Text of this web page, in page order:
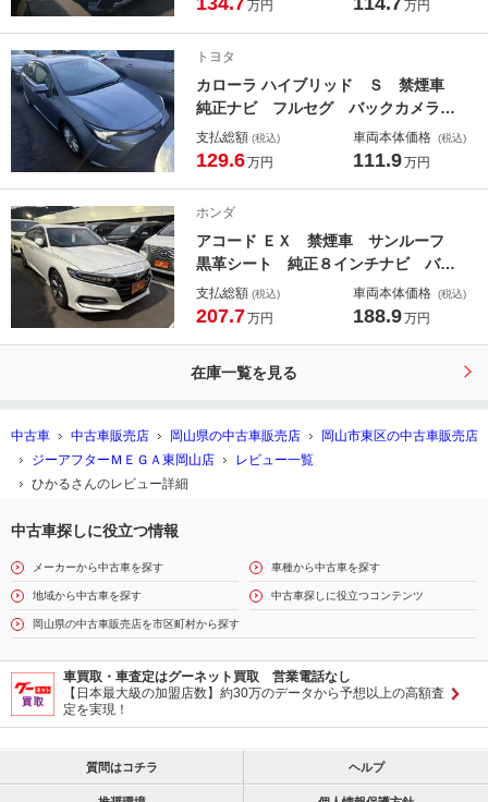
ート ＥＴＣ
万円 万円
トヨタ
カローラ ハイブリッド Ｓ 禁煙車
純正ナビ フルセグ バックカメラ
アダプティブクルーズコントロール
レーンキープアシスト パークアシス
ｏｏｔｈ接続
支払総額 (税込)
129.6万円
車両本体価格 (税込)
111.9万円
ホンダ
アコード ＥＸ 禁煙車 サンルーフ
黒革シート 純正８インチナビ バッ
クカメラ フルセグ レーダークルー
ズコントロール ワイヤレス充電 シ
続 ＥＴＣ
支払総額 (税込)
207.7万円
車両本体価格 (税込)
188.9万円
在庫一覧を見る
中古車 中古車販売店 岡山県の中古車販売店
岡山市東区の中古車販売店
ジーアフターＭＥＧＡ東岡山店
レビュー一覧
ひかるさんのレビュー詳細
中古車探しに役立つ情報
メーカーから中古車を探す 車種から中古車を探す
地域から中古車を探す 中古車探しに役立つコンテンツ
岡山県の中古車販売店を市区町村から探す
車買取・車査定はグーネット買取 営業電話なし
【日本最大級の加盟店数】約30万のデータから予想以上の高額査
定を実現！
質問はコチラ ヘルプ